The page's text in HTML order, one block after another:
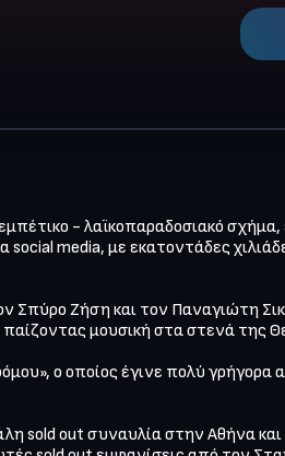
- λαϊκοπαραδοσιακό
media, με εκατοντάδες
Σπύρο Ζήση και τον Παναγιώτη
μουσική στα στενά της
ο οποίος έγινε πολύ
sold out συναυλία στην Αθήνα